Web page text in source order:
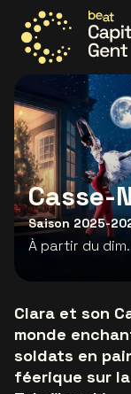
Allez à la page
Casse-
Saison 2025-
À partir du dim.
Clara et son
monde
soldats en
féerique sur